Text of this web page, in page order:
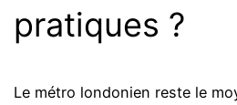
pratiques ?
Le métro londonien reste le